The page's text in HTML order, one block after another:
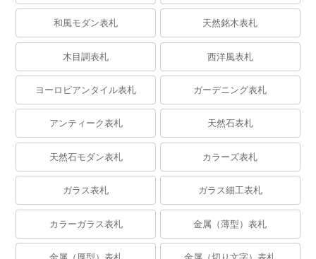
和風モダン表札 天然銘木表札
木目調表札 西洋風表札
ヨーロピアンタイル表札 ガーデニング表札
アンティーク表札 天然石表札
天然石モダン表札 カラーズ表札
ガラス表札 ガラス細工表札
カラーガラス表札 金属（薄型）表札